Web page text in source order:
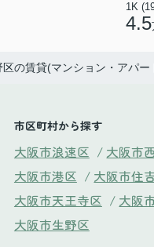
1K
4.5
の賃貸(マンション・アパー
市区町村から探す
大阪市浪速区 / 大阪市
大阪市港区 / 大阪市住
大阪市天王寺区 / 大阪
大阪市生野区